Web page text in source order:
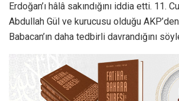
Erdoğan’ı hâlâ sakındığını iddia etti. 11.
Abdullah Gül ve kurucusu olduğu
Babacan’ın daha tedbirli davrandığını